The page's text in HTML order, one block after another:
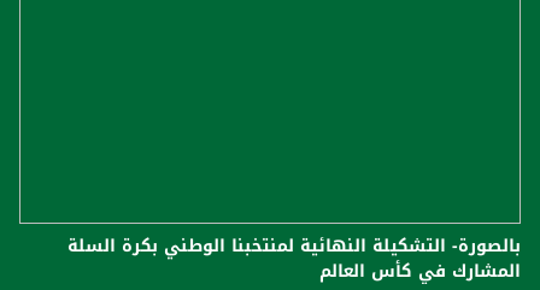
بالصورة- التشكيلة النهائية لمنتخبنا الوطني بكرة السلة
المشارك في كأس العالم